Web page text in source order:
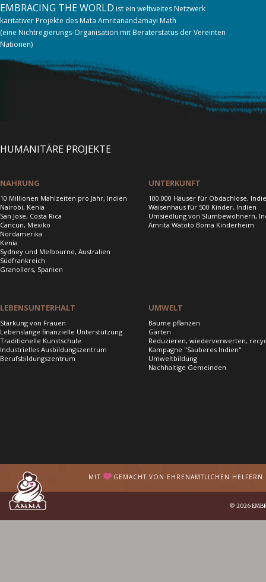
EMBRACING THE WORLD ist ein weltweites Netzwerk
karitativer Projekte des Mata Amritanandamayi Math
(eine Nichtregierungs-Organisation mit Beraterstatus der Vereinten
Nationen)
HUMANITÄRE PROJEKTE
NAHRUNG
10 Millionen Mahlzeiten pro Jahr, Indien
Nairobi, Kenia
San Jose, Costa Rica
Cancun, Mexiko
Nordamerika
Kenia
Sydney und Melbourne, Australien
Südfrankreich
Granollers, Spanien
UNTERKUNFT
100.000 Häuser für Obdachlose,
Waisenhaus für 500 Kinder, Indien
Umsiedlung von Slumbewohnern,
Amrita Watoto Boma Kinderheim
LEBENSUNTERHALT
Stärkung von Frauen
Lebenslange finanzielle Unterstützung
Traditionelle Kunstschule
Industrielles Ausbildungszentrum
Berufsbildungszentrum
UMWELT
Bäume pflanzen
Gärten
Reduzieren, wiederverwerten,
Kampagne "Sauberes Indien"
Umweltbildung
Nachhaltige Gemeinden
MIT GEMACHT VON EHRENAMTLICHEN
© 2026